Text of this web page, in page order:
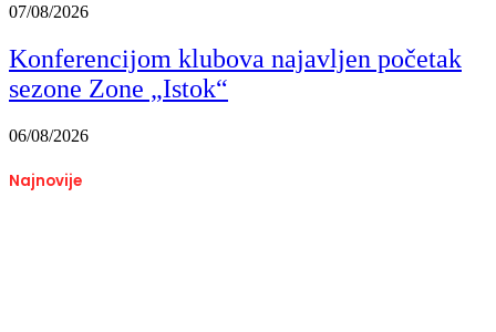
07/08/2026
Konferencijom klubova najavljen početak
sezone Zone „Istok“
06/08/2026
Najnovije